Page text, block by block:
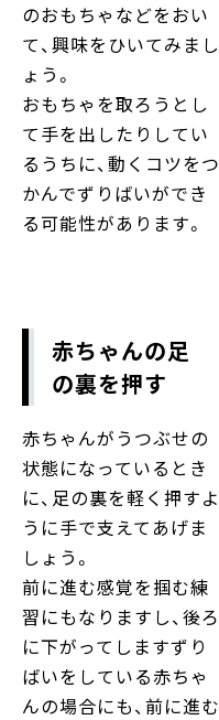
のおもちゃなどをおい
て、興味をひいてみまし
ょう。
おもちゃを取ろうとし
て手を出したりしてい
るうちに、動くコツをつ
かんでずりばいができ
る可能性があります。
赤ちゃんの足
の裏を押す
赤ちゃんがうつぶせの
状態になっているとき
に、足の裏を軽く押すよ
うに手で支えてあげま
しょう。
前に進む感覚を掴む練
習にもなりますし、後ろ
に下がってしますずり
ばいをしている赤ちゃ
んの場合にも、前に進む